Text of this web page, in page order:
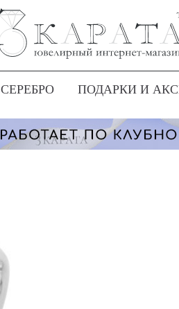
СЕРЕБРО ПОДАРКИ И